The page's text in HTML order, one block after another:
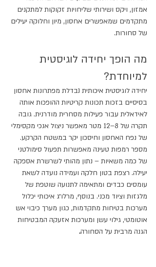
אמזון, ויקס ושירותי שליחויות זקוקות למתקנים
מתקדמים שמאפשרים אחסון, מיון וחלוקה יעילים
של סחורות.
מה הופך יחידה לוגיסטית
למיוחדת?
יחידה לוגיסטית איכותית נבדלת מפתרונות אחסון
בסיסיים בזכות תכונות קריטיות ההופכות אותה
לאידאלית עבור פעילות מסחרית מודרנית. גובה
תקרה של 8–12 מטר מאפשר ניצול אנכי מקסימלי
של נפח האחסון וחיסכון יקר במשטח הקרקע.
מספר רמפות טעינה מאפשרות תפעול סימולטני
של כמה משאיות – נתון מהותי לשרשרת אספקה
יעילה. רצפת בטון חלקה ועמידה נועדה לשאת
עומסים כבדים ומתאימה לתנועה שוטפת של
מלגזות וציוד מכני. בנוסף, מרלו״ג איכותי יכלול
מערכות בטיחות מתקדמות, כגון מערך כיבוי אש
אוטומטי, גילוי עשן ומערכות אזעקה המבטיחות
הגנה מרבית על הסחורה.